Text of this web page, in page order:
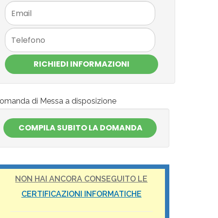
RICHIEDI INFORMAZIONI
di Messa a disposizione
NON HAI ANCORA CONSEGUITO LE
CERTIFICAZIONI INFORMATICHE